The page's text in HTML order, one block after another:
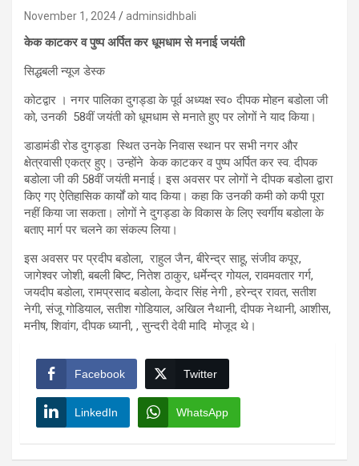
November 1, 2024 adminsidhbali
केक काटकर व पुष्प अर्पित कर धूमधाम से मनाई जयंती
सिद्धबली न्यूज डेस्क
कोटद्वार । नगर पालिका दुगड्डा के पूर्व अध्यक्ष स्व० दीपक मोहन बडोला जी
को, उनकी 58वीं जयंती को धूमधाम से मनाते हुए पर लोगों ने याद किया।
डाडामंडी रोड दुगड्डा स्थित उनके निवास स्थान पर सभी नगर और
क्षेत्रवासी एकत्र हुए। उन्होंने केक काटकर व पुष्प अर्पित कर स्व. दीपक
बडोला जी की 58वीं जयंती मनाई। इस अवसर पर लोगों ने दीपक बडोला द्वारा
किए गए ऐतिहासिक कार्यों को याद किया। कहा कि उनकी कमी को कपी पूरा
नहीं किया जा सकता। लोगों ने दुगड्डा के विकास के लिए स्वर्गीय बडोला के
बताए मार्ग पर चलने का संकल्प लिया।
इस अवसर पर प्रदीप बडोला, राहुल जैन, बीरेन्द्र साहू, संजीव कपूर,
जागेश्वर जोशी, बबली बिष्ट, नितेश ठाकुर, धर्मेन्द्र गोयल, रावमवतार गर्ग,
जयदीप बडोला, रामप्रसाद बडोला, केदार सिंह नेगी , हरेन्द्र रावत, सतीश
नेगी, संजू गोडियाल, सतीश गोडियाल, अखिल नैथानी, दीपक नेथानी, आशीस,
मनीष, शिवांग, दीपक ध्यानी, , सुन्दरी देवी मादि मोजूद थे।
Facebook Twitter
LinkedIn WhatsApp